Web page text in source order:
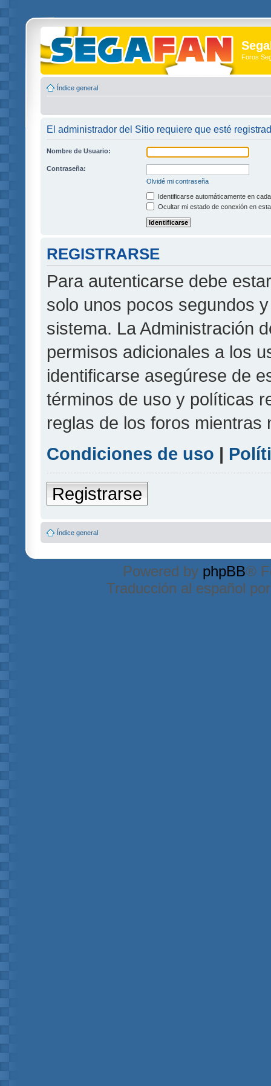
Foros
Índice general
El administrador del Sitio requiere que esté
Nombre de Usuario:
Contraseña:
Olvidé mi contraseña
Identificarse automáticamente en
Ocultar mi estado de conexión en
REGISTRARSE
Para autenticarse debe
solo unos pocos segundos
sistema. La Administración
permisos adicionales a los
identificarse asegúrese de
términos de uso y políticas
reglas de los foros mientras
Condiciones de uso |
Registrarse
Índice general
Powered by phpBB®
Traducción al español